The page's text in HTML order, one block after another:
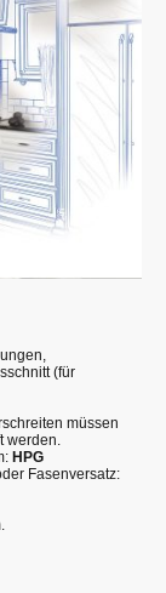
(für
müssen
werden.
HPG
Fasenversatz: